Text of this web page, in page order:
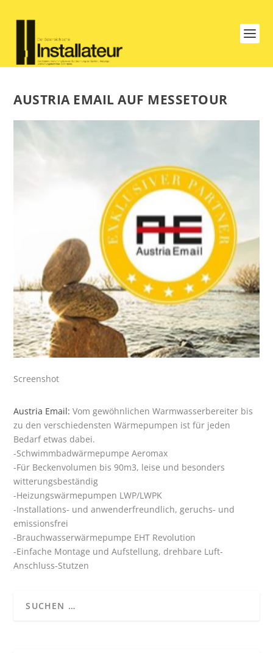
AUSTRIA EMAIL AUF MESSETOUR
Screenshot
Austria Email: Vom gewöhnlichen Warmwasserbereiter bis
zu den verschiedensten Wärmepumpen ist für jeden
Bedarf etwas dabei.
-Schwimmbadwärmepumpe Aeromax
-Für Beckenvolumen bis 90m3, leise und besonders
witterungsbeständig
-Heizungswärmepumpen LWP/LWPK
-Installations- und anwenderfreundlich, geruchs- und
emissionsfrei
-Brauchwasserwärmepumpe EHT Revolution
-Einfache Montage und Aufstellung, drehbare Luft-
Anschluss-Stutzen